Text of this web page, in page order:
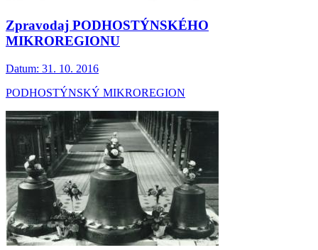
Zpravodaj PODHOSTÝNSKÉHO
MIKROREGIONU
Datum: 31. 10. 2016
PODHOSTÝNSKÝ MIKROREGION